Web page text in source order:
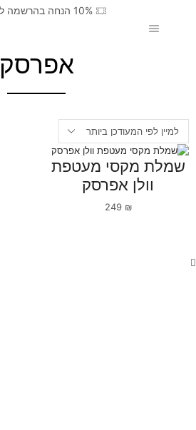
10% הנחה בהרשמה לניוזלטר!
אפרסק
שמלת מקסי מעטפת
וולן אפרסק
249 ₪